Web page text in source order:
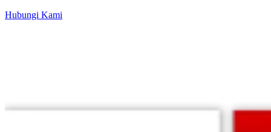
Hubungi Kami